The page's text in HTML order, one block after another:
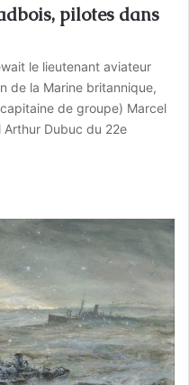
pilotes dans
le lieutenant aviateur
de la Marine britannique,
de groupe) Marcel
Dubuc du 22e